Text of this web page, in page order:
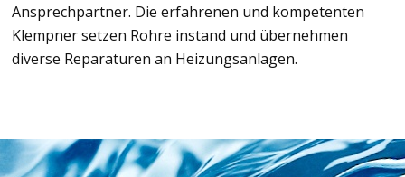
Ansprechpartner. Die erfahrenen und kompetenten
Klempner setzen Rohre instand und übernehmen
diverse Reparaturen an Heizungsanlagen.